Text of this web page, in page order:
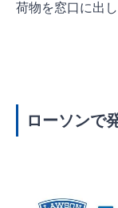
荷物を窓口に出し
ローソンで